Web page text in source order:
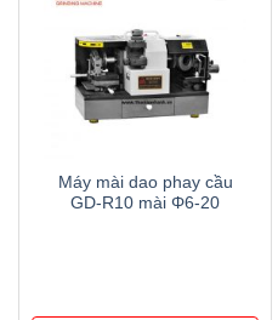
Thêm
to
wishlist
Máy mài dao phay cầu
GD-R10 mài Φ6-20